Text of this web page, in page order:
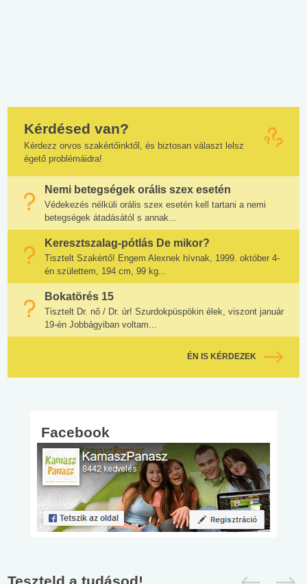
Kérdésed van?
Kérdezz orvos szakértőinktől, és biztosan választ lelsz
égető problémáidra!
Nemi betegségek orális szex esetén
Védekezés nélküli orális szex esetén kell tartani a nemi
betegségek átadásától s annak...
Keresztszalag-pótlás De mikor?
Tisztelt Szakértő! Engem Alexnek hívnak, 1999. október 4-
én születtem, 194 cm, 99 kg...
Bokatörés 15
Tisztelt Dr. nő / Dr. úr! Szurdokpüspökin élek, viszont január
19-én Jobbágyiban voltam...
ÉN IS KÉRDEZEK
Facebook
Teszteld a tudásod!